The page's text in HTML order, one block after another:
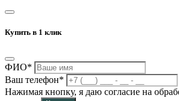
Купить в 1 клик
ФИО*
Ваш телефон*
Нажимая кнопку, я даю согласие на